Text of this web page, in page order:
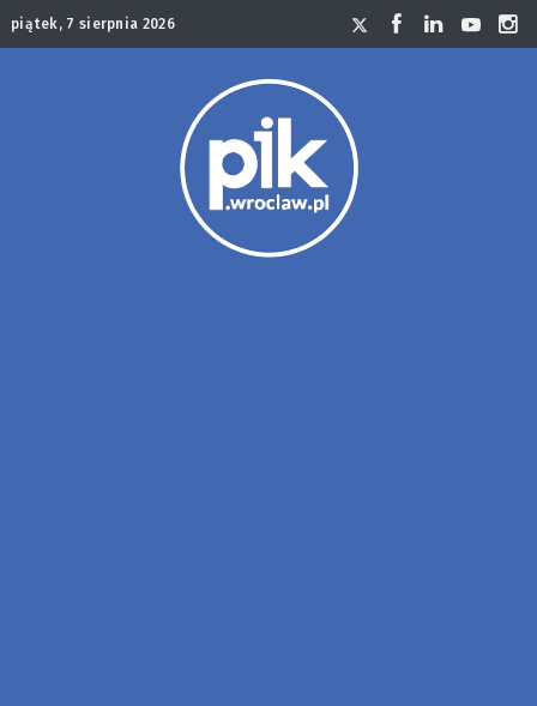
piątek, 7 sierpnia 2026